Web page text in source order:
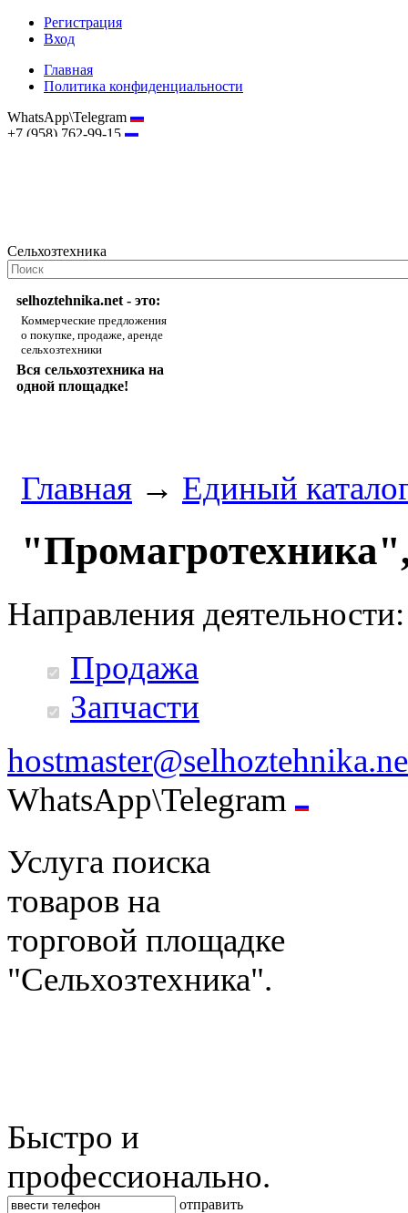
Регистрация
Вход
Главная
Политика конфиденциальности
WhatsApp\Telegram
+7 (958) 762-99-15
Сельхозтехника
selhoztehnika.net - это:
Коммерческие предложения
о покупке, продаже, аренде
сельхозтехники
Вся сельхозтехника на
одной площадке!
Главная → Единый
Направления деятельности:
Продажа
Запчасти
WhatsApp\Telegram
Услуга поиска
товаров на
торговой площадке
"Сельхозтехника".
Быстро и
профессионально.
отправить